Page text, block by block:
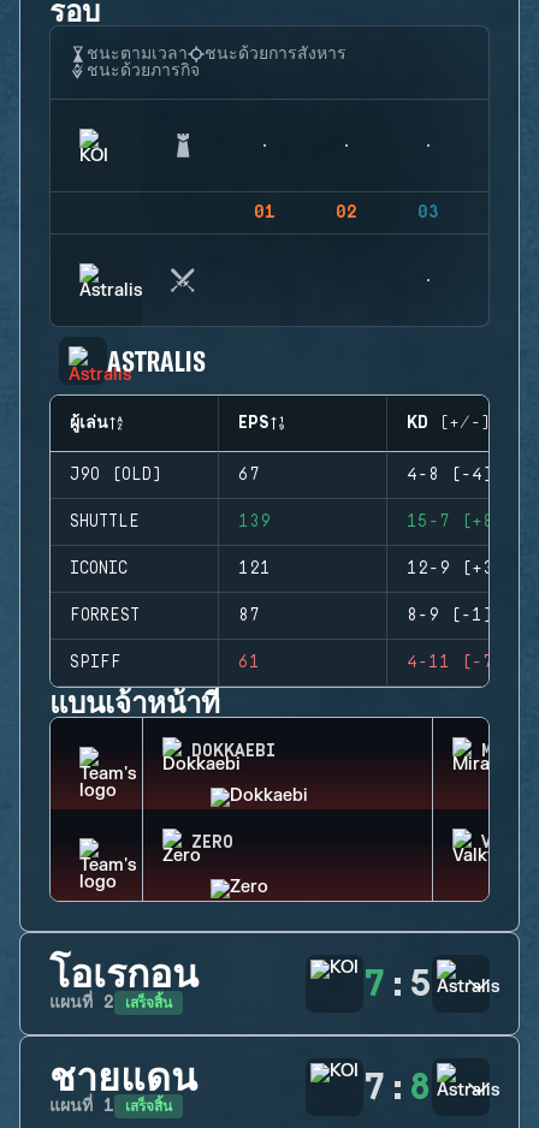
รอบ
ชนะตามเวลา
ชนะด้วยการสังหาร
ชนะด้วยภารกิจ
01 02 03
ASTRALIS
ผู้เล่น EPS KD (+/-)
J9O (OLD) 67 4-8 (-4)
SHUTTLE 139 15-7 (+8)
ICONIC 121 12-9 (+3)
FORREST 87 8-9 (-1)
SPIFF 61 4-11 (-7)
แบนเจ้าหน้าที่
DOKKAEBI MIRA
ZERO
โอเรกอน
แผนที่ 2 เสร็จสิ้น 7 : 5
ชายแดน
แผนที่ 1 เสร็จสิ้น 7 : 8